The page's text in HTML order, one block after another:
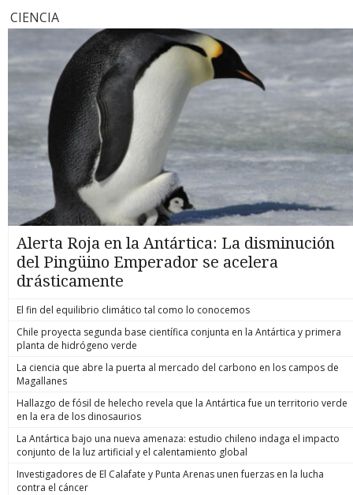
CIENCIA
Alerta Roja en la Antártica: La disminución
del Pingüino Emperador se acelera
drásticamente
El fin del equilibrio climático tal como lo conocemos
Chile proyecta segunda base científica conjunta en la Antártica y primera
planta de hidrógeno verde
La ciencia que abre la puerta al mercado del carbono en los campos de
Magallanes
Hallazgo de fósil de helecho revela que la Antártica fue un territorio verde
en la era de los dinosaurios
La Antártica bajo una nueva amenaza: estudio chileno indaga el impacto
conjunto de la luz artificial y el calentamiento global
Investigadores de El Calafate y Punta Arenas unen fuerzas en la lucha
contra el cáncer